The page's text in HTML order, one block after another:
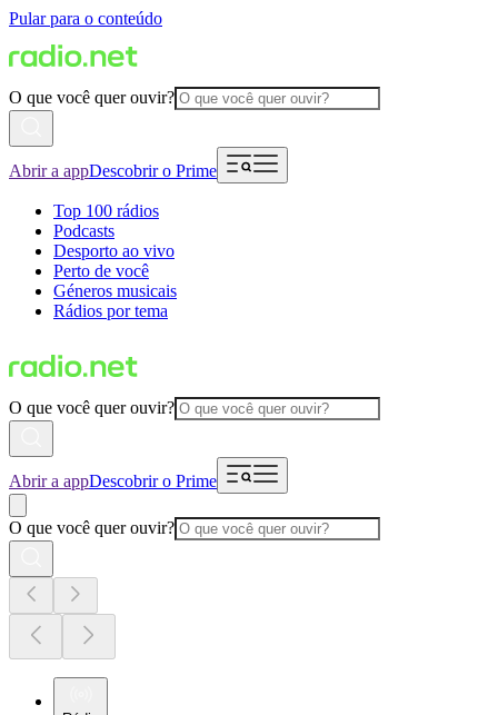
Pular para o conteúdo
O que você quer ouvir?
Abrir a appDescobrir o Prime
Top 100 rádios
Podcasts
Desporto ao vivo
Perto de você
Géneros musicais
Rádios por tema
O que você quer ouvir?
Abrir a appDescobrir o Prime
O que você quer ouvir?